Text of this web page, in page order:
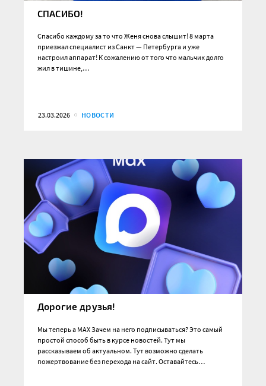
СПАСИБО!
Спасибо каждому за то что Женя снова слышит! 8 марта
приезжал специалист из Санкт — Петербурга и уже
настроил аппарат! К сожалению от того что мальчик долго
жил в тишине,…
23.03.2026 НОВОСТИ
Дорогие друзья!
Мы теперь а MAX Зачем на него подписываться? Это самый
простой способ быть в курсе новостей. Тут мы
рассказываем об актуальном. Тут возможно сделать
пожертвование без перехода на сайт. Оставайтесь…